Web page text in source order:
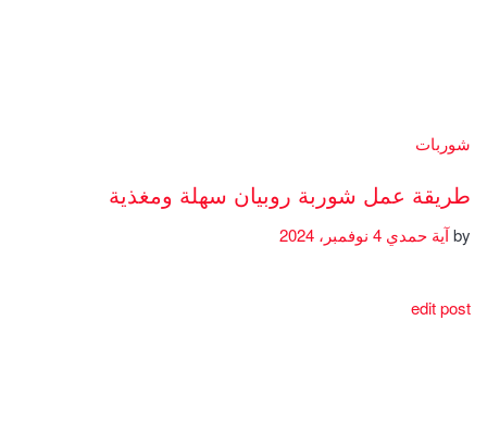
شوربات
طريقة عمل شوربة روبيان سهلة ومغذية
byآية حمدي
edit post